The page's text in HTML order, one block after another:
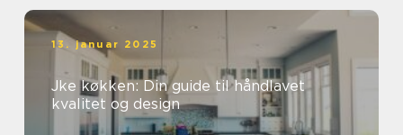
13. januar 2025
Jke køkken: Din guide til håndlavet
kvalitet og design